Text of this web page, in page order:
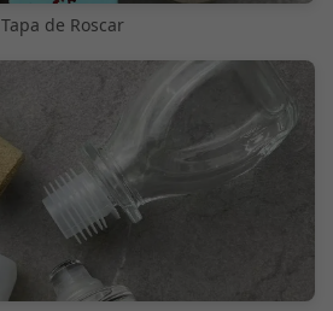
Tapa de Roscar